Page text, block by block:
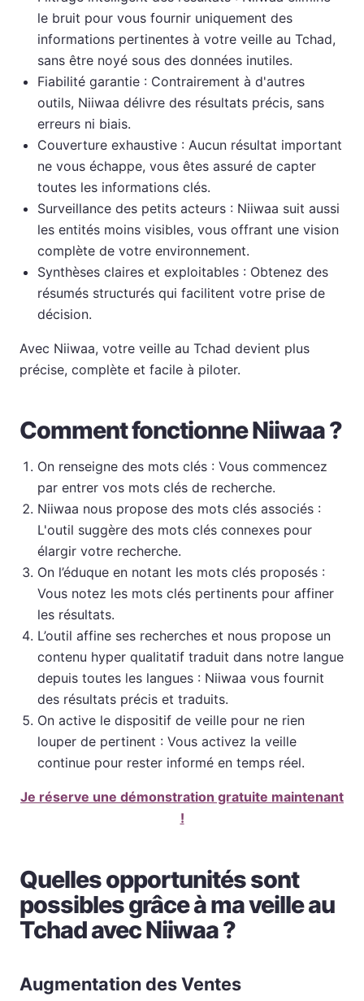
le bruit pour vous fournir uniquement des
informations pertinentes à votre veille au Tchad,
sans être noyé sous des données inutiles.
Fiabilité garantie : Contrairement à d'autres
outils, Niiwaa délivre des résultats précis, sans
erreurs ni biais.
Couverture exhaustive : Aucun résultat important
ne vous échappe, vous êtes assuré de capter
toutes les informations clés.
Surveillance des petits acteurs : Niiwaa suit aussi
les entités moins visibles, vous offrant une vision
complète de votre environnement.
Synthèses claires et exploitables : Obtenez des
résumés structurés qui facilitent votre prise de
décision.
Avec Niiwaa, votre veille au Tchad devient plus
précise, complète et facile à piloter.
Comment fonctionne Niiwaa ?
On renseigne des mots clés : Vous commencez
par entrer vos mots clés de recherche.
Niiwaa nous propose des mots clés associés :
L'outil suggère des mots clés connexes pour
élargir votre recherche.
On l’éduque en notant les mots clés proposés :
Vous notez les mots clés pertinents pour affiner
les résultats.
L’outil affine ses recherches et nous propose un
contenu hyper qualitatif traduit dans notre langue
depuis toutes les langues : Niiwaa vous fournit
des résultats précis et traduits.
On active le dispositif de veille pour ne rien
louper de pertinent : Vous activez la veille
continue pour rester informé en temps réel.
Je réserve une démonstration gratuite maintenant
!
Quelles opportunités sont
possibles grâce à ma veille au
Tchad avec Niiwaa ?
Augmentation des Ventes